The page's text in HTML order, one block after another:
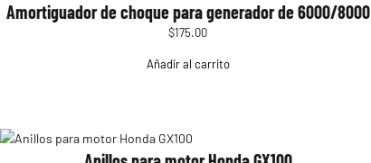
Amortiguador de choque para generador de 6000/8000
$175.00
Añadir al carrito